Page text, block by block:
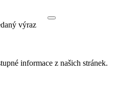
výraz
informace z našich stránek.